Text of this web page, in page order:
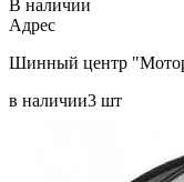
В наличии
Aдрес
Шинный центр
в наличии3 шт